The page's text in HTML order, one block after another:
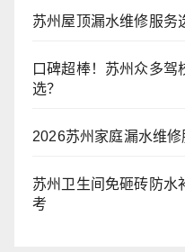
苏州屋顶漏水维修服务
口碑超棒！苏州众多驾
选？
2026苏州家庭漏水维
苏州卫生间免砸砖防水
考